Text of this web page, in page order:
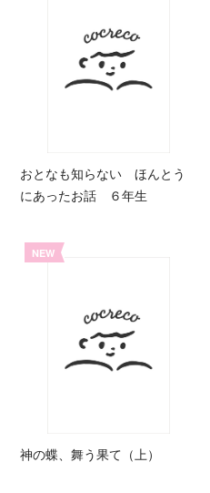
おとなも知らない ほんとう
にあったお話 ６年生
NEW
神の蝶、舞う果て（上）